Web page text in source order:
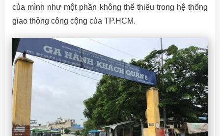
của mình như một phần không thể thiếu trong hệ thống
giao thông công cộng của TP.HCM.